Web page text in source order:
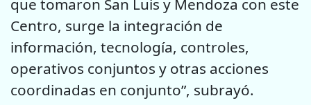
que tomaron San Luis y Mendoza con este
Centro, surge la integración de
información, tecnología, controles,
operativos conjuntos y otras acciones
coordinadas en conjunto”, subrayó.